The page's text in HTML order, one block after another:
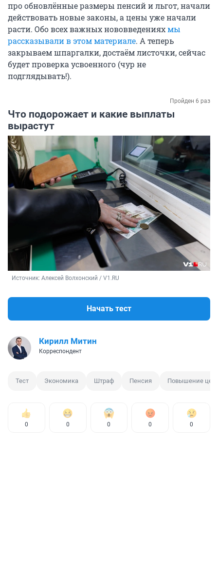
про обновлённые размеры пенсий и льгот, начали
действовать новые законы, а цены уже начали
расти. Обо всех важных нововведенияхмы
рассказывали в этом материале. А теперь
закрываем шпаргалки, достаём листочки, сейчас
будет проверка усвоенного (чур не
подглядывать!).
Пройден 6 раз
Что подорожает и какие выплаты
вырастут
Источник: Алексей Волхонский / V1.RU
Начать тест
Кирилл Митин
Корреспондент
Тест Экономика Штраф Пенсия Повышение
0 0 0 0 0